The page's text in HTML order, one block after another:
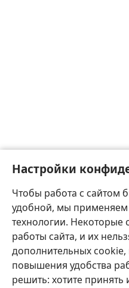
Настройки
Чтобы работа с сайтом
удобной, мы
технологии.
работы сайта, и их
дополнительных cookie,
повышения удобства
решить: хотите